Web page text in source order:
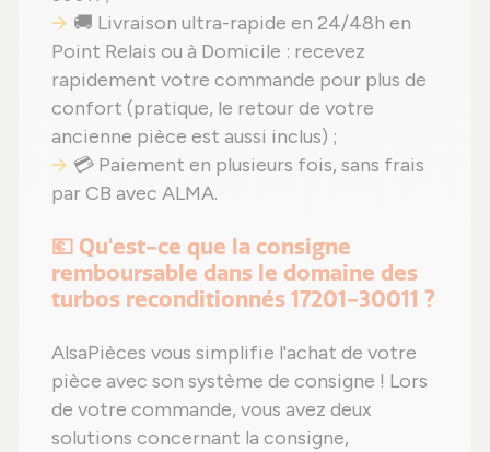
🚚 Livraison ultra-rapide en 24/48h en
Point Relais ou à Domicile : recevez
rapidement votre commande pour plus de
confort (pratique, le retour de votre
ancienne pièce est aussi inclus) ;
💳 Paiement en plusieurs fois, sans frais
par CB avec ALMA.
💶 Qu'est-ce que la consigne
remboursable dans le domaine des
turbos reconditionnés 17201-30011 ?
AlsaPièces vous simplifie l'achat de votre
pièce avec son système de consigne ! Lors
de votre commande, vous avez deux
solutions concernant la consigne,